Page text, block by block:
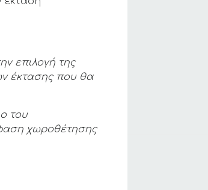
επιλογή της
έκτασης που θα
του
χωροθέτησης